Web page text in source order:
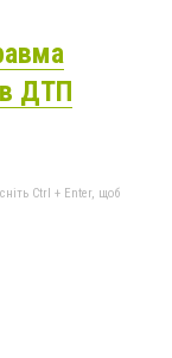
ДТП
Ctrl + Enter, щоб